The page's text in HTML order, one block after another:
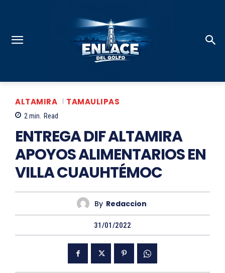
ALTAMIRA TAMAULIPAS
2 min. Read
ENTREGA DIF ALTAMIRA
APOYOS ALIMENTARIOS EN
VILLA CUAUHTÉMOC
By Redaccion
31/01/2022